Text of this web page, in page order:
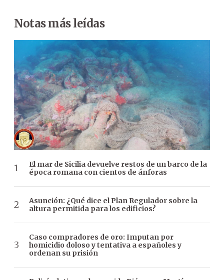
Notas más leídas
El mar de Sicilia devuelve restos de un barco de la
época romana con cientos de ánforas
Asunción: ¿Qué dice el Plan Regulador sobre la
altura permitida para los edificios?
Caso compradores de oro: Imputan por
homicidio doloso y tentativa a españoles y
ordenan su prisión